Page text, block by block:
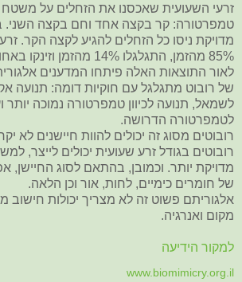
זרעי השעועית שאכסנו את הזחלים על משטח
טמפרטורה: קר בקצה אחד וחם בקצה השני.
מדויקת ניסו כל הזחלים להגיע לקצה הקר.
85% מהזמן, התגלגלו 14% מהזמן וזינקו באחוז אחד מהזמן.
לאור התוצאות האלה פיתחו המדענים
של רובוט מתגלגל עם חוקיות דומה: תנועה
לשמאל, תנועה לכיוון טמפרטורה נמוכה יותר
לטמפרטורה הדרושה.
רובוטים מסוג זה יכולים להוות חיישנים לא
רובוטים בגודל זרע שעועית יכולים לייצר,
מדויקת יותר. וכמובן, בהתאם לסוג החיישן,
של חומרים כימיים, לחות, אור וכן הלאה.
אלגוריתם פשוט זה לא מצריך יכולות חישוב
מקום ואנרגיה.
למקור הידיעה
www.biomimicry.org.il